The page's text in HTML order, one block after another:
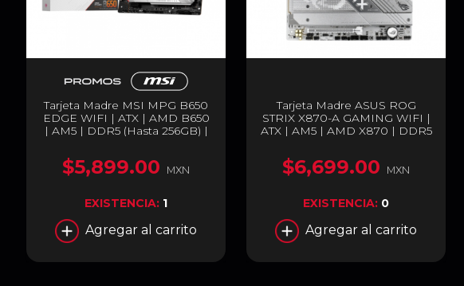
Tarjeta Madre MSI MPG B650
EDGE WIFI | ATX | AMD B650
| AM5 | DDR5 (Hasta 256GB) |
$5,899.00 MXN
EXISTENCIA: 1
Agregar al carrito
Tarjeta Madre ASUS ROG
STRIX X870-A GAMING WIFI |
ATX | AM5 | AMD X870 | DDR5
Bluetooth 5.4 | Blanco | ROG
STRIX X870-A GAMING WIFI
$6,699.00 MXN
EXISTENCIA: 0
Agregar al carrito